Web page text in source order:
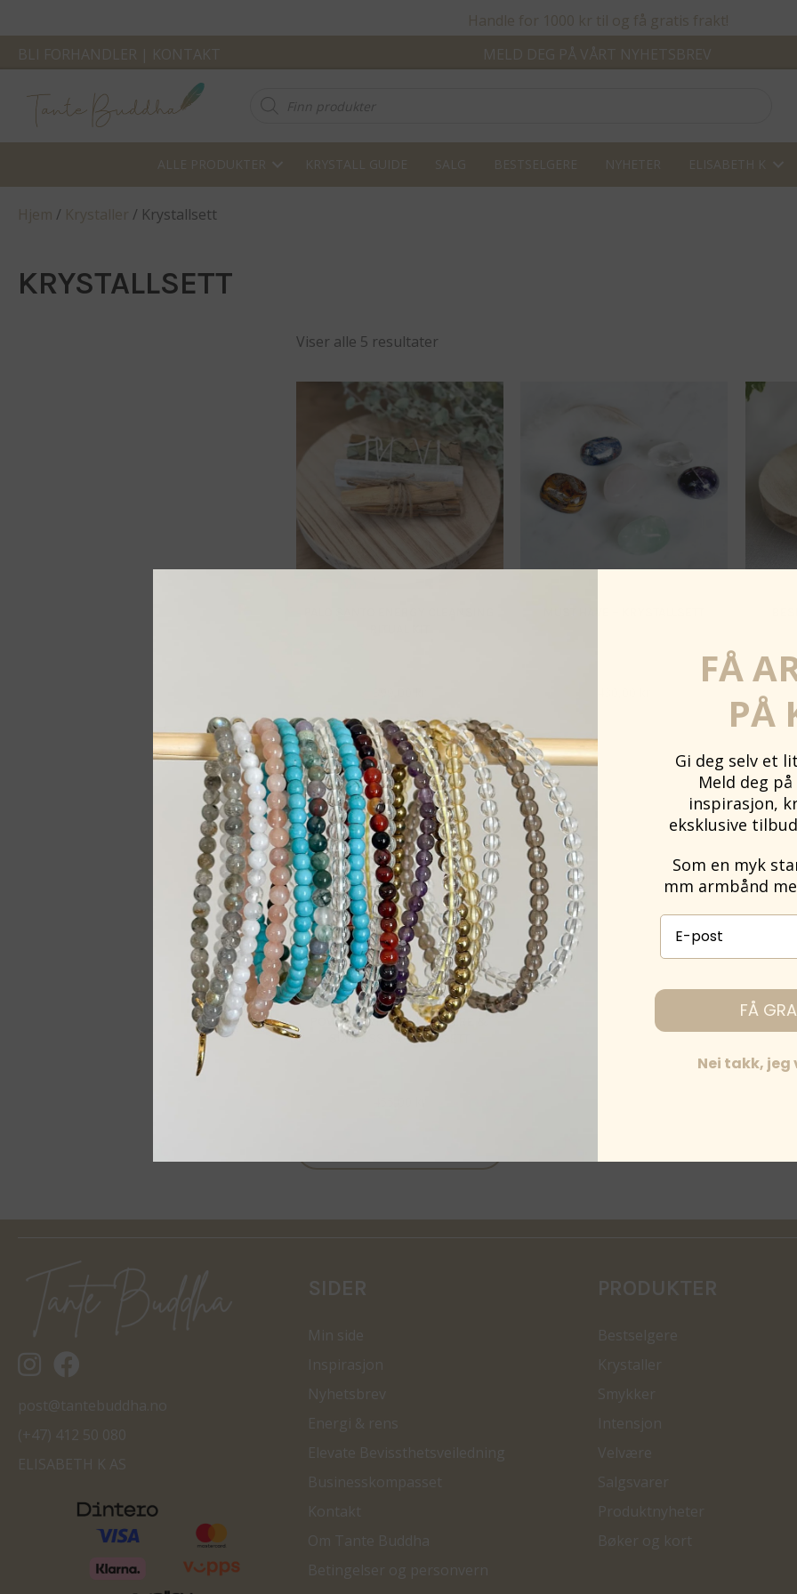
Handle for 1000 kr til og få gratis frakt!
BLI FORHANDLER | KONTAKT MELD DEG PÅ VÅRT NYHETSBREV
Products
search
ALLE PRODUKTER KRYSTALL GUIDE SALG BESTSELGERE NYHETER ELISABETH K
Hjem / Krystaller / Krystallsett
KRYSTALLSETT
Viser alle 5 resultaterSortert
propularitet
Venteliste Venteliste
POWER WOMAN – KARRIERE &
SUKSESS KRYSTALLSETT
Tantebuddha.no instagram
Tantebuddha.no facebook
post@tantebuddha.no
(+47) 412 50 080
ELISABETH K AS
SIDER
Min side
Inspirasjon
Nyhetsbrev
Energi & rens
Elevate Bevissthetsveiledning
Businesskompasset
Kontakt
Om Tante Buddha
Betingelser og personvern
PRODUKTER
Bestselgere
Krystaller
Smykker
Intensjon
Velvære
Salgsvarer
Produktnyheter
Bøker og kort
FÅ
PÅ
Gi deg selv et
Meld deg
inspirasjon,
eksklusive
Som en myk
mm armbånd
E-post påmelding
FÅ
Nei takk,